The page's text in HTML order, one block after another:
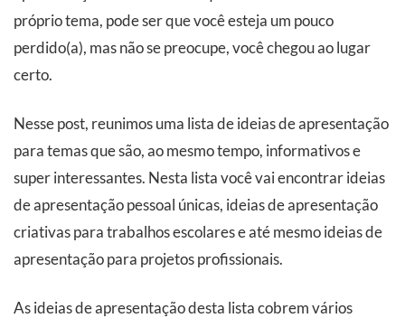
próprio tema, pode ser que você esteja um pouco
perdido(a), mas não se preocupe, você chegou ao lugar
certo.
Nesse post, reunimos uma lista de ideias de apresentação
para temas que são, ao mesmo tempo, informativos e
super interessantes. Nesta lista você vai encontrar ideias
de apresentação pessoal únicas, ideias de apresentação
criativas para trabalhos escolares e até mesmo ideias de
apresentação para projetos profissionais.
As ideias de apresentação desta lista cobrem vários